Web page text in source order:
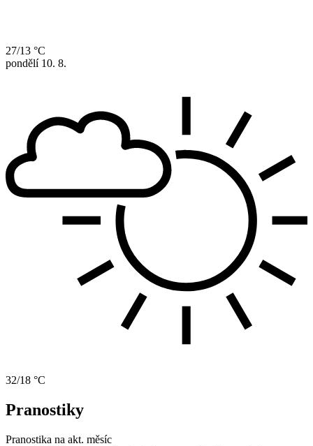
27/13 °C
pondělí 10. 8.
32/18 °C
Pranostiky
Pranostika na akt. měsíc